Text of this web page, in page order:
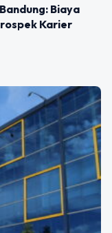
Biaya
Karier